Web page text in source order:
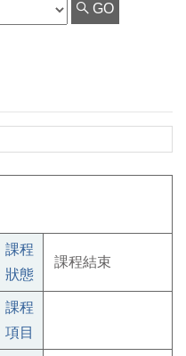
GO
課程
狀態
課程結束
課程
項目